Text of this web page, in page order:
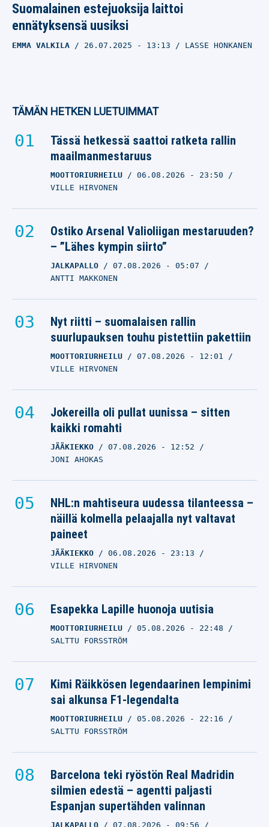
Suomalainen estejuoksija laittoi
ennätyksensä uusiksi
EMMA VALKILA 26.07.2025 - 13:13 LASSE HONKANEN
TÄMÄN HETKEN LUETUIMMAT
Tässä hetkessä saattoi ratketa rallin
maailmanmestaruus
MOOTTORIURHEILU 06.08.2026 - 23:50
VILLE HIRVONEN
Ostiko Arsenal Valioliigan mestaruuden?
– ”Lähes kympin siirto”
JALKAPALLO 07.08.2026 - 05:07
ANTTI MAKKONEN
Nyt riitti – suomalaisen rallin
suurlupauksen touhu pistettiin pakettiin
MOOTTORIURHEILU 07.08.2026 - 12:01
VILLE HIRVONEN
Jokereilla oli pullat uunissa – sitten
kaikki romahti
JÄÄKIEKKO 07.08.2026 - 12:52
JONI AHOKAS
NHL:n mahtiseura uudessa tilanteessa –
näillä kolmella pelaajalla nyt valtavat
paineet
JÄÄKIEKKO 06.08.2026 - 23:13
VILLE HIRVONEN
Esapekka Lapille huonoja uutisia
MOOTTORIURHEILU 05.08.2026 - 22:48
SALTTU FORSSTRÖM
Kimi Räikkösen legendaarinen lempinimi
sai alkunsa F1-legendalta
MOOTTORIURHEILU 05.08.2026 - 22:16
SALTTU FORSSTRÖM
Barcelona teki ryöstön Real Madridin
silmien edestä – agentti paljasti
Espanjan supertähden valinnan
JALKAPALLO 07.08.2026 - 09:56